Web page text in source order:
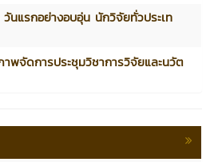
วันแรกอย่างอบอุ่น นักวิจัยทั่วประเท
าพจัดการประชุมวิชาการวิจัยและนวัต